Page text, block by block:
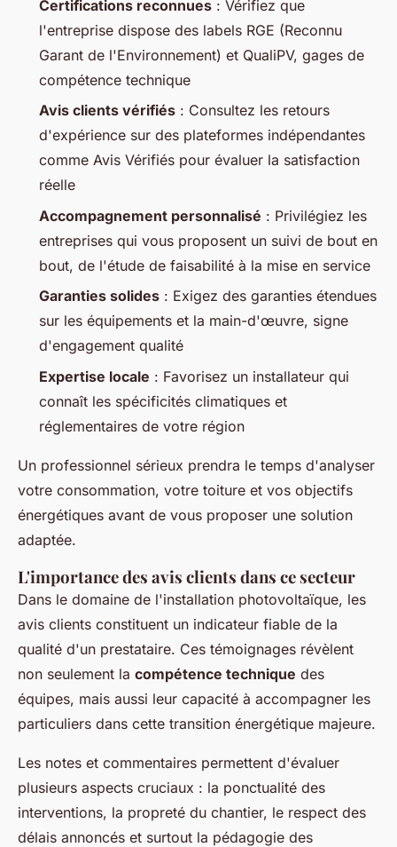
Certifications reconnues : Vérifiez que
l'entreprise dispose des labels RGE (Reconnu
Garant de l'Environnement) et QualiPV, gages de
compétence technique
Avis clients vérifiés : Consultez les retours
d'expérience sur des plateformes indépendantes
comme Avis Vérifiés pour évaluer la satisfaction
réelle
Accompagnement personnalisé : Privilégiez les
entreprises qui vous proposent un suivi de bout en
bout, de l'étude de faisabilité à la mise en service
Garanties solides : Exigez des garanties étendues
sur les équipements et la main-d'œuvre, signe
d'engagement qualité
Expertise locale : Favorisez un installateur qui
connaît les spécificités climatiques et
réglementaires de votre région
Un professionnel sérieux prendra le temps d'analyser
votre consommation, votre toiture et vos objectifs
énergétiques avant de vous proposer une solution
adaptée.
L'importance des avis clients dans ce secteur
Dans le domaine de l'installation photovoltaïque, les
avis clients constituent un indicateur fiable de la
qualité d'un prestataire. Ces témoignages révèlent
non seulement la compétence technique des
équipes, mais aussi leur capacité à accompagner les
particuliers dans cette transition énergétique majeure.
Les notes et commentaires permettent d'évaluer
plusieurs aspects cruciaux : la ponctualité des
interventions, la propreté du chantier, le respect des
délais annoncés et surtout la pédagogie des